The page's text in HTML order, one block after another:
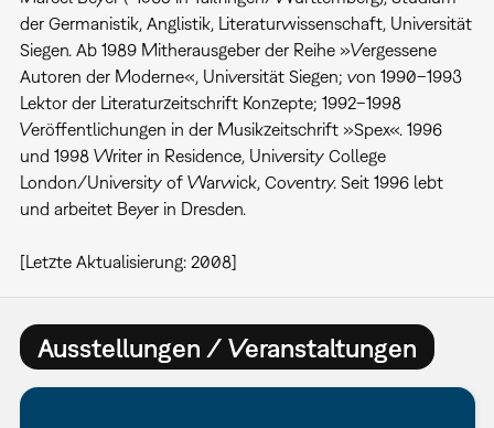
der Germanistik, Anglistik, Literaturwissenschaft, Universität
Siegen. Ab 1989 Mitherausgeber der Reihe »Vergessene
Autoren der Moderne«, Universität Siegen; von 1990–1993
Lektor der Literaturzeitschrift Konzepte; 1992–1998
Veröffentlichungen in der Musikzeitschrift »Spex«. 1996
und 1998 Writer in Residence, University College
London/University of Warwick, Coventry. Seit 1996 lebt
und arbeitet Beyer in Dresden.
[Letzte Aktualisierung: 2008]
Ausstellungen / Veranstaltungen